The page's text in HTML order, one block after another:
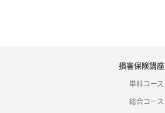
損害保険講座
単科コース
総合コース